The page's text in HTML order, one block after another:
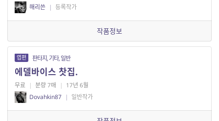
해리쓴 | 등록작가
작품정보
엽편 판타지, 기타, 일반
에델바이스 찻집.
무료 | 분량 7매 | 17년 6월
Dovahkin87 | 일반작가